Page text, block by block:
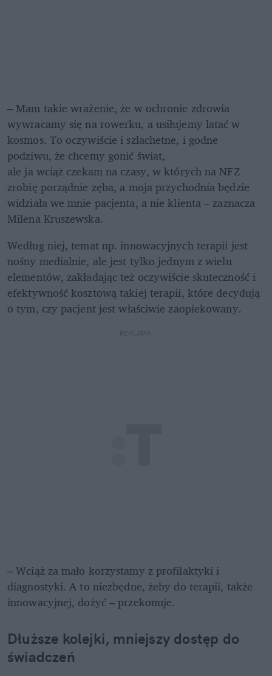
– Mam takie wrażenie, że w ochronie zdrowia
wywracamy się na rowerku, a usiłujemy latać w
kosmos. To oczywiście i szlachetne, i godne
podziwu, że chcemy gonić świat,
ale ja wciąż czekam na czasy, w których na NFZ
zrobię porządnie zęba, a moja przychodnia będzie
widziała we mnie pacjenta, a nie klienta – zaznacza
Milena Kruszewska.
Według niej, temat np. innowacyjnych terapii jest
nośny medialnie, ale jest tylko jednym z wielu
elementów, zakładając też oczywiście skuteczność i
efektywność kosztową takiej terapii, które decydują
o tym, czy pacjent jest właściwie zaopiekowany.
REKLAMA
– Wciąż za mało korzystamy z profilaktyki i
diagnostyki. A to niezbędne, żeby do terapii, także
innowacyjnej, dożyć – przekonuje.
Dłuższe kolejki, mniejszy dostęp do
świadczeń